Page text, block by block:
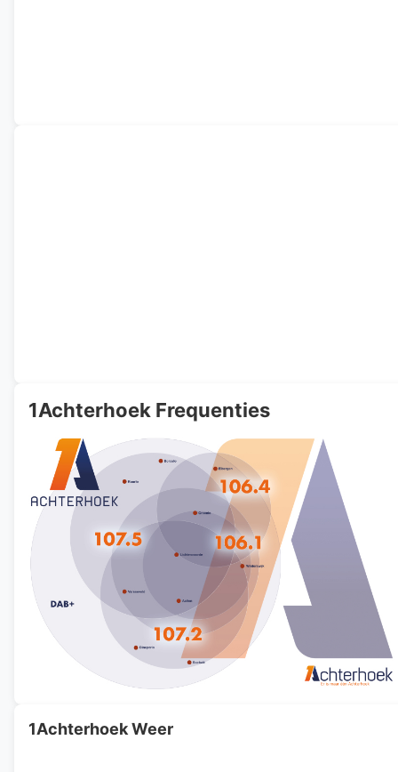
1Achterhoek Frequenties
1Achterhoek Weer